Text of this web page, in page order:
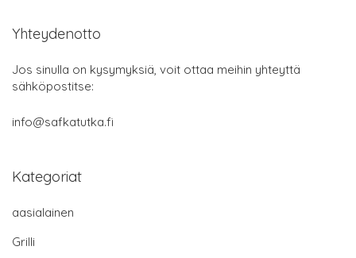
Yhteydenotto
Jos sinulla on kysymyksiä, voit ottaa meihin yhteyttä
sähköpostitse:
info@safkatutka.fi
Kategoriat
aasialainen
Grilli